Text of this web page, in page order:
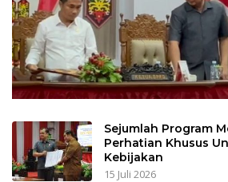
Sejumlah Program
Perhatian Khusus
Kebijakan
15 Juli 2026